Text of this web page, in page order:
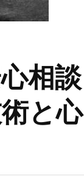
相談
と心